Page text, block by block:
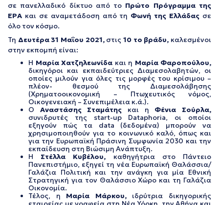
σε πανελλαδικό δίκτυο από το Πρώτο Πρόγραμμα της
ΕΡΑ και σε αναμετάδοση από τη Φωνή της Ελλάδας σε
όλο τον κόσμο.
Τη Δευτέρα 31 Μαΐου 2021, στις10 το βράδυ, καλεσμένoι
στην εκπομπή είναι:
Η Μαρία Χατζηλεωνίδα και η Μαρία Φαροπούλου,
δικηγόροι και εκπαιδεύτριες Διαμεσολαβητών, οι
οποίες μιλούν για όλες τις μορφές του κρίσιμου –
πλέον- θεσμού της Διαμεσολάβησης
(Χρηματοοικονομική – Πτωχευτικός νόμος,
Οικογενειακή – Συνεπιμέλεια κ.ά.).
Ο Αναστάσης Σταμάτης και η Φένια Σούρλα,
συνιδρυτές της start-up Dataphoria, οι οποίοι
εξηγούν πώς τα data (δεδομένα) μπορούν να
χρησιμοποιηθούν για το κοινωνικό καλό, όπως και
για την Ευρωπαϊκή Πράσινη Συμφωνία 2030 και την
εκπαίδευση στη Βιώσιμη Ανάπτυξη.
Η Στέλλα Κυβέλου, καθηγήτρια στο Πάντειο
Πανεπιστήμιο, εξηγεί τη νέα Ευρωπαϊκή Θαλάσσια/
Γαλάζια Πολιτική και την ανάγκη για μία Εθνική
Στρατηγική για τον Θαλάσσιο Χώρο και τη Γαλάζια
Οικονομία.
Τέλος, η Μαρία Μάρκου,ιδρύτρια δικηγορικής